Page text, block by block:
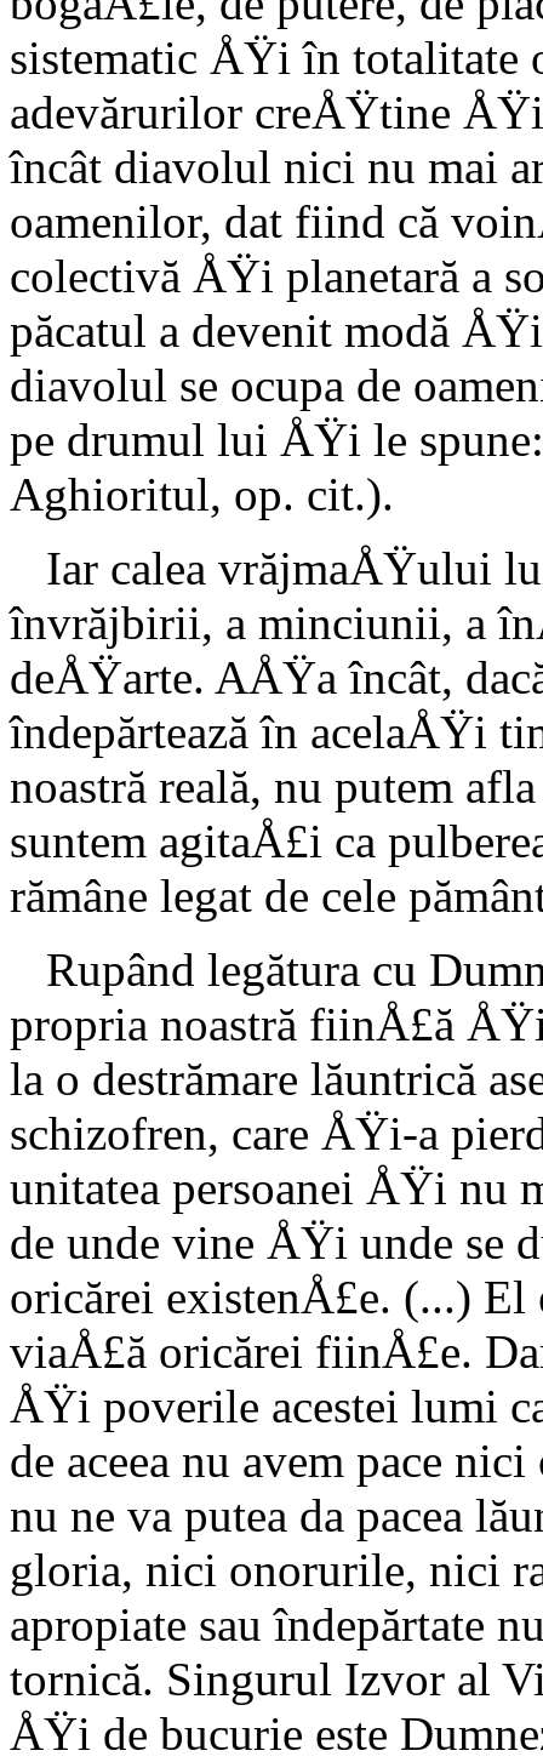
sistematic ÅŸi în totalitate
adevărurilor creÅŸtine
încât diavolul nici nu mai
oamenilor, dat fiind că
colectivă ÅŸi planetară a
păcatul a devenit modă
diavolul se ocupa de
pe drumul lui ÅŸi le
Aghioritul, op. cit.).
Iar calea vrăjmaÅŸului
învrăjbirii, a minciunii, a
deÅŸarte. AÅŸa încât,
îndepărtează în acelaÅŸi
noastră reală, nu putem
sun­tem agitaÅ£i ca
rămâne legat de cele
Rupând legătura cu
propria noastră fiinÅ£ă
la o destrămare lăun­trică
schizofren, care ÅŸi-a
unitatea persoanei ÅŸi nu
de unde vine ÅŸi unde se
oricărei existenÅ£e. (...)
viaÅ£ă oricărei fiinÅ£e.
ÅŸi poverile acestei lumi
de aceea nu avem pace
nu ne va putea da pacea
gloria, nici onoruri­le, nici
apropiate sau îndepărtate
tornică. Singurul Izvor al
ÅŸi de bucurie este